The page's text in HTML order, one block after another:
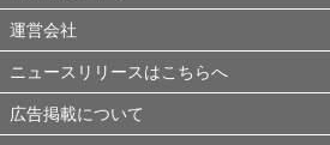
運営会社
ニュースリリースはこちらへ
広告掲載について